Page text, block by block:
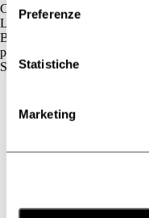
Preferenze
Statistiche
Marketing
Contatti
L'azienda
BIOGENA è un’azienda
principalmente al benessere
Skincare
Couperose e Rosacea
Deodorazione
Dermatite Seborroica
Secchezza Cutanea